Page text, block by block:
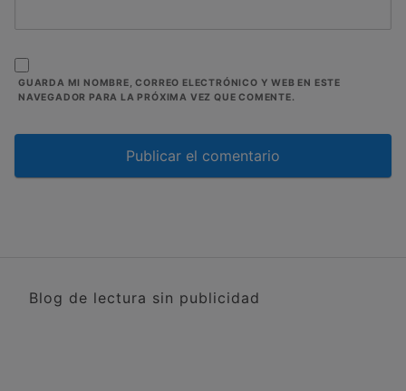
GUARDA MI NOMBRE, CORREO ELECTRÓNICO Y WEB EN ESTE
NAVEGADOR PARA LA PRÓXIMA VEZ QUE COMENTE.
Blog de lectura sin publicidad